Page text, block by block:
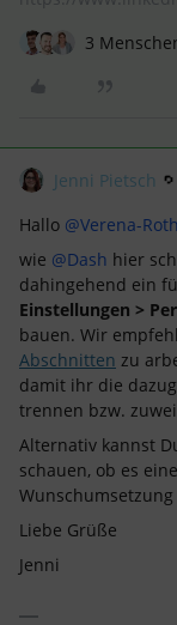
3
Jenni Pietsch
Hallo ​ @Verena-Roth
wie ​ @Dash hier
dahingehend ein
Einstellungen >
bauen. Wir
Abschnitten zu
damit ihr die
trennen bzw.
Alternativ kannst
schauen, ob es
Liebe Grüße
Jenni